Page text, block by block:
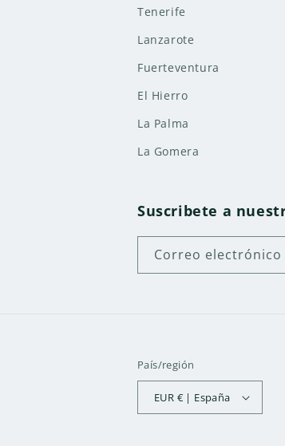
Tenerife
Lanzarote
Fuerteventura
El Hierro
La Palma
La Gomera
Suscribete a
Correo electrónico
País/región
EUR € | España